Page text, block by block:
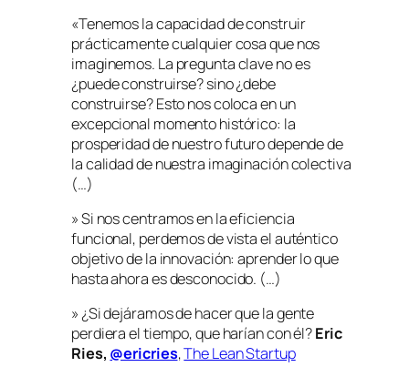
«Tenemos la capacidad de construir
prácticamente cualquier cosa que nos
imaginemos. La pregunta clave no es
¿puede construirse? sino ¿debe
construirse? Esto nos coloca en un
excepcional momento histórico: la
prosperidad de nuestro futuro depende de
la calidad de nuestra imaginación colectiva
(…)
» Si nos centramos en la eficiencia
funcional, perdemos de vista el auténtico
objetivo de la innovación: aprender lo que
hasta ahora es desconocido. (…)
» ¿Si dejáramos de hacer que la gente
perdiera el tiempo, que harían con él?Eric
Ries, @ericries,The Lean Startup